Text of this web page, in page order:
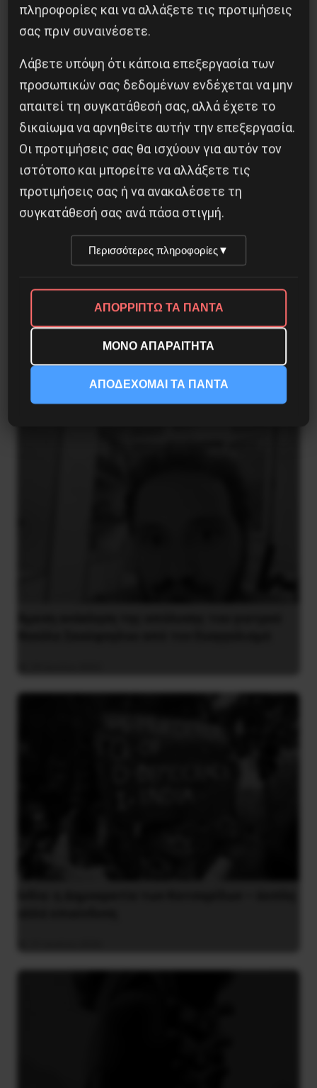
Το ΑΙ βαθαίνει την Κρίση
4 Αυγούστου 2026
Η Φινλανδία στο ρυθμό του πολέμου
3 Αυγούστου 2026
πληροφορίες και να αλλάξετε τις προτιμήσεις
σας πριν συναινέσετε.
Λάβετε υπόψη ότι κάποια επεξεργασία των
προσωπικών σας δεδομένων ενδέχεται να μην
απαιτεί τη συγκατάθεσή σας, αλλά έχετε το
δικαίωμα να αρνηθείτε αυτήν την επεξεργασία.
Οι προτιμήσεις σας θα ισχύουν για αυτόν τον
ιστότοπο και μπορείτε να αλλάξετε τις
προτιμήσεις σας ή να ανακαλέσετε τη
συγκατάθεσή σας ανά πάσα στιγμή.
Περισσότερες πληροφορίες▼
ΑΠΟΡΡΙΠΤΩ ΤΑ ΠΑΝΤΑ
ΜΟΝΟ ΑΠΑΡΑΙΤΗΤΑ
ΑΠΟΔΕΧΟΜΑΙ ΤΑ ΠΑΝΤΑ